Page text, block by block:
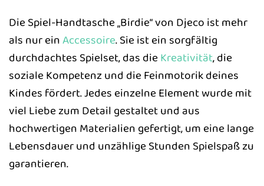
Die Spiel-Handtasche „Birdie“ von Djeco ist mehr
als nur einAccessoire. Sie ist ein sorgfältig
durchdachtes Spielset, das dieKreativität, die
soziale Kompetenz und die Feinmotorik deines
Kindes fördert. Jedes einzelne Element wurde mit
viel Liebe zum Detail gestaltet und aus
hochwertigen Materialien gefertigt, um eine lange
Lebensdauer und unzählige Stunden Spielspaß zu
garantieren.